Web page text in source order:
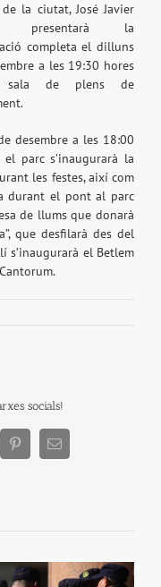
de la ciutat, José Javier
presentarà la
completa el dilluns
a les 19:30 hores
de plens de
desembre a les 18:00
parc s’inaugurarà la
les festes, així com
durant el pont al parc
de llums que donarà
que desfilarà des del
s’inaugurarà el Betlem
socials!
PinterestEmail